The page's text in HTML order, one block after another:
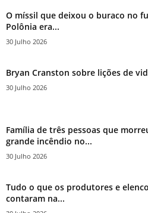
O míssil que deixou o buraco no
Polônia era...
30 Julho 2026
Bryan Cranston sobre lições de
30 Julho 2026
Família de três pessoas que
grande incêndio no...
30 Julho 2026
Tudo o que os produtores e
contaram na...